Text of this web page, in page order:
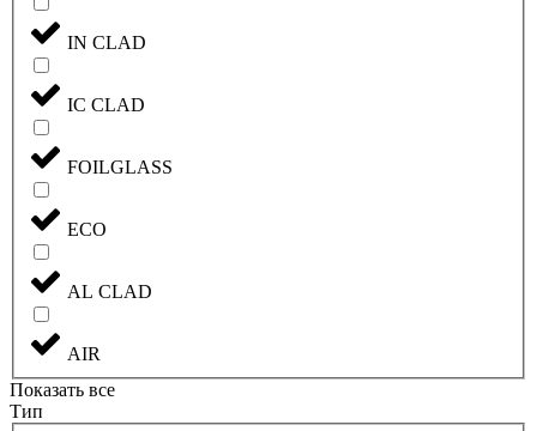
IN CLAD
IC CLAD
FOILGLASS
ECO
AL CLAD
AIR
Показать все
Тип